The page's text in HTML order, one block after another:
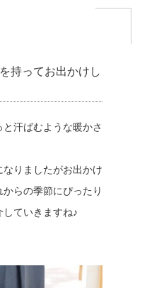
持ってお出かけし
汗ばむような暖かさ
りましたがお出かけ
らの季節にぴったり
ていきますね♪